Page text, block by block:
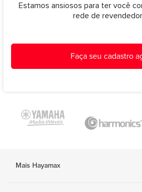
Estamos ansiosos para ter você
rede de
Faça seu cadastro
Mais Hayamax